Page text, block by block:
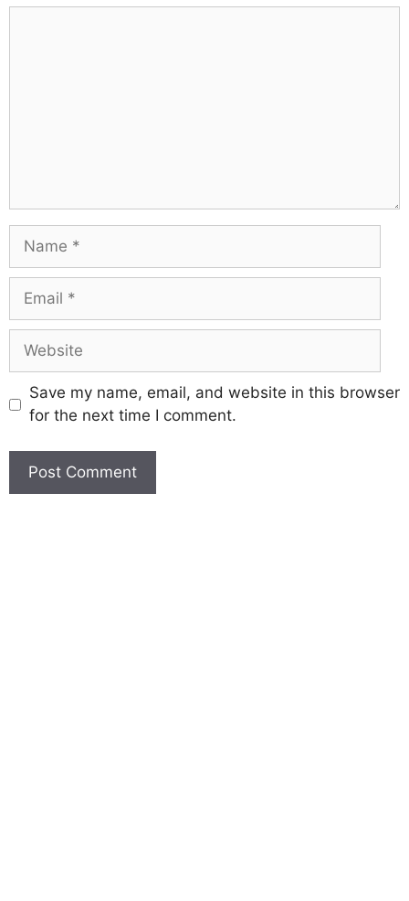
Save my name, email, and website in this browser
for the next time I comment.